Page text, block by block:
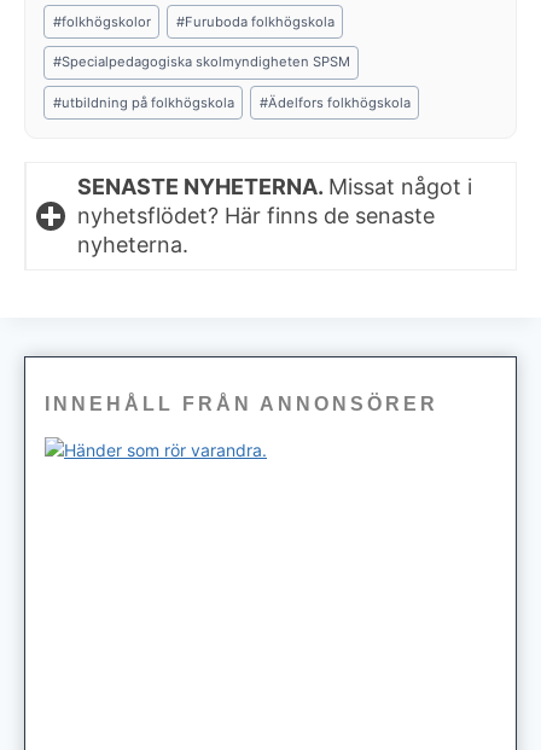
#folkhögskolor #Furuboda folkhögskola
#Specialpedagogiska skolmyndigheten SPSM
#utbildning på folkhögskola #Ädelfors folkhögskola
SENASTE NYHETERNA. Missat något i
nyhetsflödet? Här finns de senaste
nyheterna.
INNEHÅLL FRÅN ANNONSÖRER